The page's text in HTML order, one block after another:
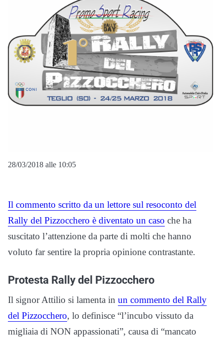
28/03/2018 alle 10:05
Il commento scritto da un lettore sul resoconto del
Rally del Pizzocchero è diventato un caso che ha
suscitato l’attenzione da parte di molti che hanno
voluto far sentire la propria opinione contrastante.
Protesta Rally del Pizzocchero
Il signor Attilio si lamenta in un commento del Rally
del Pizzocchero, lo definisce “l’incubo vissuto da
migliaia di NON appassionati”, causa di “mancato